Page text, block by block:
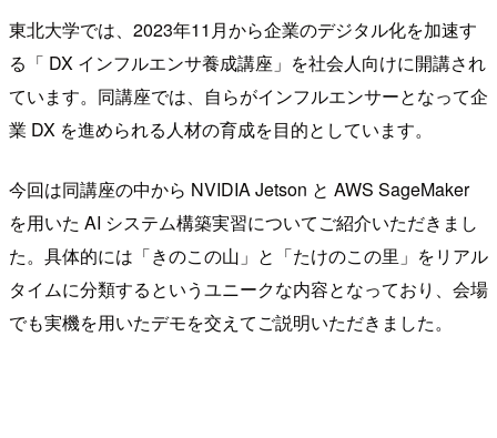
東北大学では、2023年11月から企業のデジタル化を加速す
る「 DX インフルエンサ養成講座」を社会人向けに開講され
ています。同講座では、自らがインフルエンサーとなって企
業 DX を進められる人材の育成を目的としています。
今回は同講座の中から NVIDIA Jetson と AWS SageMaker
を用いた AI システム構築実習についてご紹介いただきまし
た。具体的には「きのこの山」と「たけのこの里」をリアル
タイムに分類するというユニークな内容となっており、会場
でも実機を用いたデモを交えてご説明いただきました。